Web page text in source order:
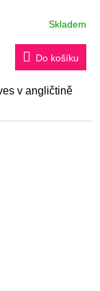
Skladem
Do košíku
v angličtině